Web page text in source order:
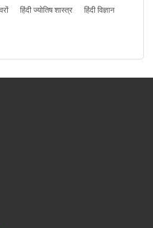
हिंदी ज्योतिष शास्त्र
हिंदी विज्ञान